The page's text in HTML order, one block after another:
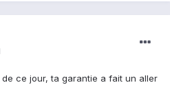
ce jour, ta garantie a fait un aller